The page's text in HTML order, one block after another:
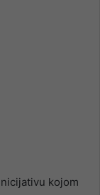
kojom